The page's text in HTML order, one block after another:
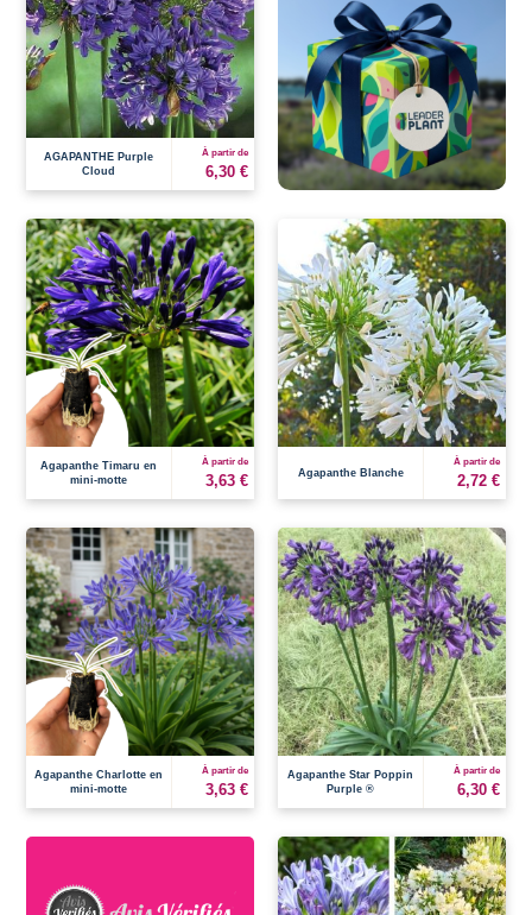
AGAPANTHE Purple
Cloud
À partir de
6,30 €
Agapanthe Timaru en
mini-motte
À partir de
3,63 € Agapanthe Blanche
À partir de
2,72 €
Agapanthe Charlotte en
mini-motte
À partir de
3,63 €
Agapanthe Star Poppin
Purple ®
À partir de
6,30 €